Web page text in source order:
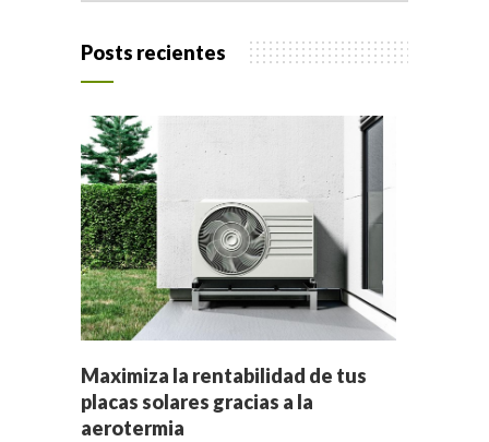
Posts recientes
Maximiza la rentabilidad de tus
placas solares gracias a la
aerotermia